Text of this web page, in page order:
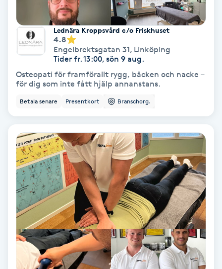
Megavolymfransar
Melasma
Mesoterapi
Microshading
Mixfransar
Nagelförlängning
Nagelförlängning akryl
Nagelförlängning gelé
Lednära Kroppsvård c/o Friskhuset
4.8
Engelbrektsgatan 31, Linköping
Tider fr. 13:00, sön 9 aug.
Osteopati för framförallt rygg, bäcken och nacke –
för dig som inte fått hjälp annanstans.
Betala senare Presentkort Branschorg.